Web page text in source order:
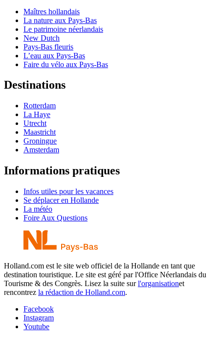
Maîtres hollandais
La nature aux Pays-Bas
Le patrimoine néerlandais
New Dutch
Pays-Bas fleuris
L’eau aux Pays-Bas
Faire du vélo aux Pays-Bas
Destinations
Rotterdam
La Haye
Utrecht
Maastricht
Groningue
Amsterdam
Informations pratiques
Infos utiles pour les vacances
Se déplacer en Hollande
La météo
Foire Aux Questions
Holland.com est le site web officiel de la Hollande en tant que
destination touristique. Le site est géré par l'Office Néerlandais du
Tourisme & des Congrès. Lisez la suite surl'organisationet
rencontrez la rédaction de Holland.com.
Facebook
Instagram
Youtube